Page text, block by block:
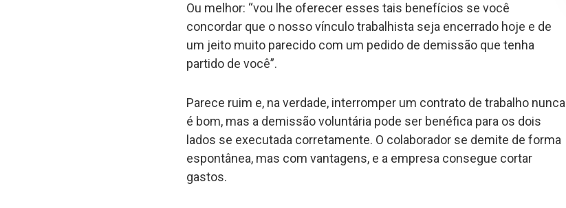
Ou melhor: “vou lhe oferecer esses tais benefícios se você
concordar que o nosso vínculo trabalhista seja encerrado hoje e de
um jeito muito parecido com um pedido de demissão que tenha
partido de você”.
Parece ruim e, na verdade, interromper um contrato de trabalho nunca
é bom, mas a demissão voluntária pode ser benéfica para os dois
lados se executada corretamente. O colaborador se demite de forma
espontânea, mas com vantagens, e a empresa consegue cortar
gastos.